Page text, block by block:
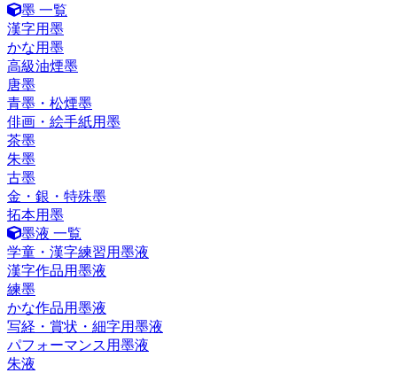
墨 一覧
漢字用墨
かな用墨
高級油煙墨
唐墨
青墨・松煙墨
俳画・絵手紙用墨
茶墨
朱墨
古墨
金・銀・特殊墨
拓本用墨
墨液 一覧
学童・漢字練習用墨液
漢字作品用墨液
練墨
かな作品用墨液
写経・賞状・細字用墨液
パフォーマンス用墨液
朱液